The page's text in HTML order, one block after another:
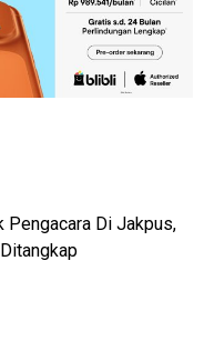
Pengacara Di Jakpus,